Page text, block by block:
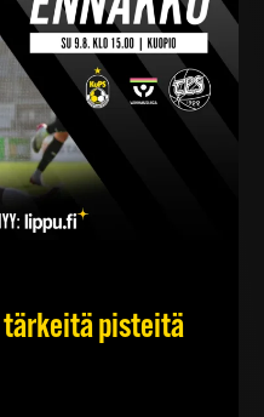
tärkeitä pisteitä